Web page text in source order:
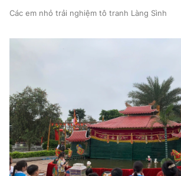
Các em nhỏ trải nghiệm tô tranh Làng Sình